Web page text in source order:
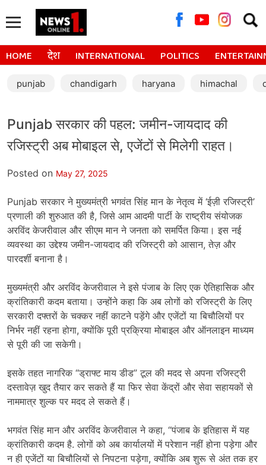
for:
HOME देश INTERNATIONAL POLITICS
punjab chandigarh haryana himachal
Punjab सरकार की पहल: जमीन-जायदाद की
रजिस्ट्री अब मोबाइल से, एजेंटों से मिलेगी राहत।
Posted on May 27, 2025
Punjab सरकार ने मुख्यमंत्री भगवंत सिंह मान के नेतृत्व में ‘ईज़ी रजिस्ट्री’
प्रणाली की शुरुआत की है, जिसे आम आदमी पार्टी के राष्ट्रीय संयोजक
अरविंद केजरीवाल और सीएम मान ने जनता को समर्पित किया। इस नई
व्यवस्था का उद्देश्य जमीन-जायदाद की रजिस्ट्री को आसान, तेज़ और
पारदर्शी बनाना है।
मुख्यमंत्री और अरविंद केजरीवाल ने इसे पंजाब के लिए एक ऐतिहासिक और
क्रांतिकारी कदम बताया। उन्होंने कहा कि अब लोगों को रजिस्ट्री के लिए
सरकारी दफ्तरों के चक्कर नहीं काटने पड़ेंगे और एजेंटों या बिचौलियों पर
निर्भर नहीं रहना होगा, क्योंकि पूरी प्रक्रिया मोबाइल और ऑनलाइन माध्यम
से पूरी की जा सकेगी।
इसके तहत नागरिक “ड्राफ्ट माय डीड” टूल की मदद से अपना रजिस्ट्री
दस्तावेज़ खुद तैयार कर सकते हैं या फिर सेवा केंद्रों और सेवा सहायकों से
नाममात्र शुल्क पर मदद ले सकते हैं।
भगवंत सिंह मान और अरविंद केजरीवाल ने कहा, “पंजाब के इतिहास में यह
क्रांतिकारी कदम है. लोगों को अब कार्यालयों में परेशान नहीं होना पड़ेगा और
न ही एजेंटों या बिचौलियों से निपटना पड़ेगा, क्योंकि अब शुरू से अंत तक हर